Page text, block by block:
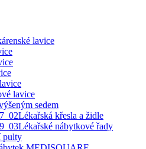
lavice
lavice
sedem
Lékařská křesla a židle
Lékařské nábytkové řady
pulty